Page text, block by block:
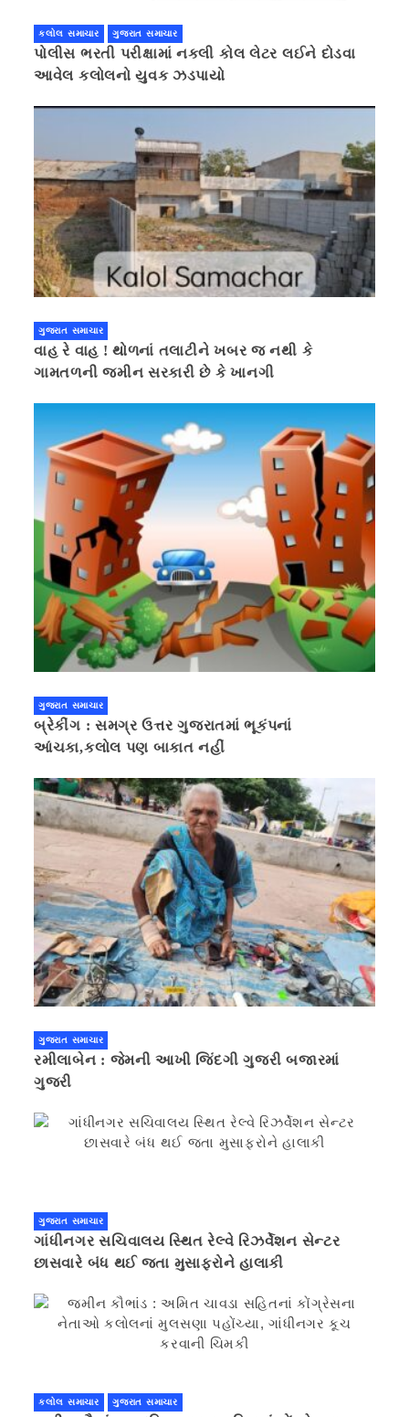
કલોલ સમાચાર ગુજરાત સમાચાર
પોલીસ ભરતી પરીક્ષામાં નકલી કોલ લેટર લઈને દોડવા
આવેલ કલોલનો યુવક ઝડપાયો
ગુજરાત સમાચાર
વાહ રે વાહ ! થોળનાં તલાટીને ખબર જ નથી કે
ગામતળની જમીન સરકારી છે કે ખાનગી
ગુજરાત સમાચાર
બ્રેકીંગ : સમગ્ર ઉત્તર ગુજરાતમાં ભૂકંપનાં
આંચકા,કલોલ પણ બાકાત નહીં
ગુજરાત સમાચાર
રમીલાબેન : જેમની આખી જિંદગી ગુજરી બજારમાં
ગુજરી
ગુજરાત સમાચાર
ગાંધીનગર સચિવાલય સ્થિત રેલ્વે રિઝર્વેશન સેન્ટર
છાસવારે બંધ થઈ જતા મુસાફરોને હાલાકી
કલોલ સમાચાર ગુજરાત સમાચાર